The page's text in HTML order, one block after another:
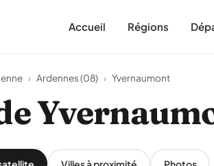
Accueil Régions
› Ardennes (08) › Yvernaumont